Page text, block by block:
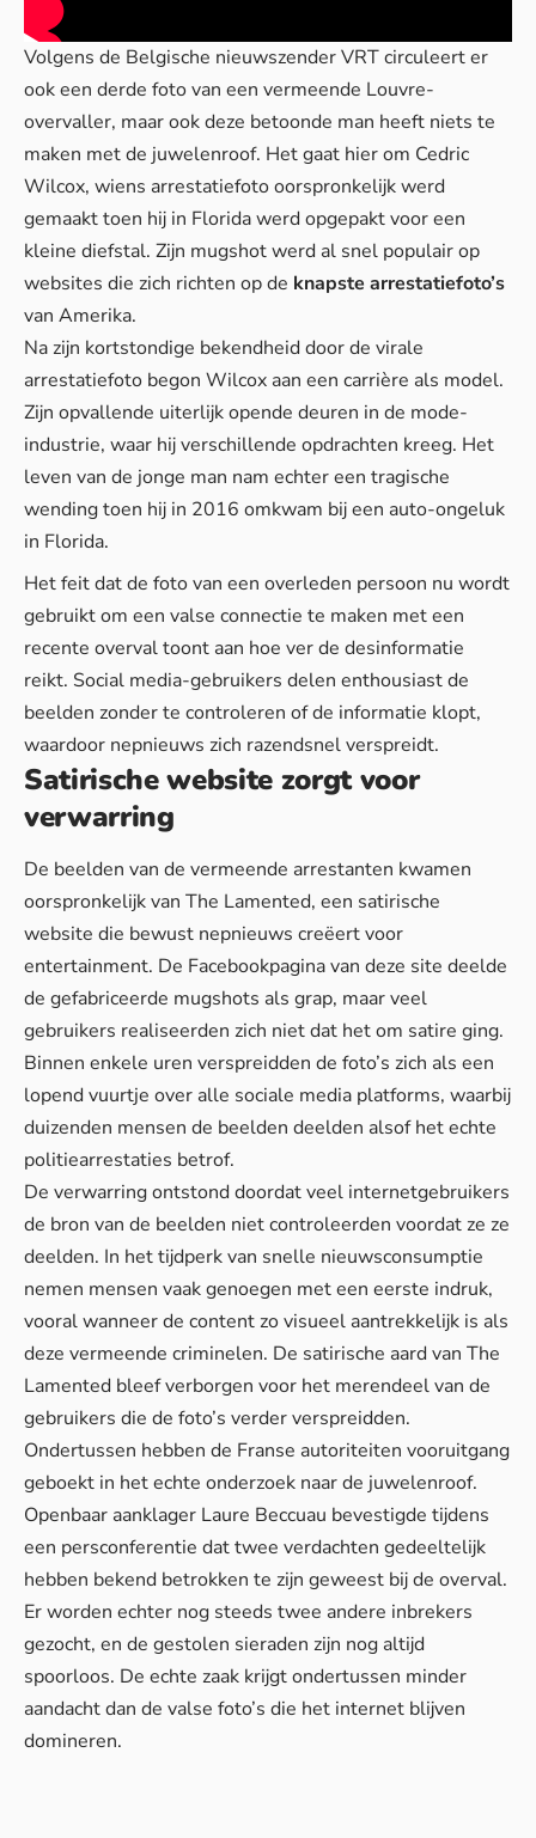
Volgens de Belgische nieuwszender VRT circuleert er
ook een derde foto van een vermeende Louvre-
overvaller, maar ook deze betoonde man heeft niets te
maken met de juwelenroof. Het gaat hier om Cedric
Wilcox, wiens arrestatiefoto oorspronkelijk werd
gemaakt toen hij in Florida werd opgepakt voor een
kleine diefstal. Zijn mugshot werd al snel populair op
websites die zich richten op de knapste arrestatiefoto’s
van Amerika.
Na zijn kortstondige bekendheid door de virale
arrestatiefoto begon Wilcox aan een carrière als model.
Zijn opvallende uiterlijk opende deuren in de mode-
industrie, waar hij verschillende opdrachten kreeg. Het
leven van de jonge man nam echter een tragische
wending toen hij in 2016 omkwam bij een auto-ongeluk
in Florida.
Het feit dat de foto van een overleden persoon nu wordt
gebruikt om een valse connectie te maken met een
recente overval toont aan hoe ver de desinformatie
reikt. Social media-gebruikers delen enthousiast de
beelden zonder te controleren of de informatie klopt,
waardoor nepnieuws zich razendsnel verspreidt.
Satirische website zorgt voor
verwarring
De beelden van de vermeende arrestanten kwamen
oorspronkelijk van The Lamented, een satirische
website die bewust nepnieuws creëert voor
entertainment. De Facebookpagina van deze site deelde
de gefabriceerde mugshots als grap, maar veel
gebruikers realiseerden zich niet dat het om satire ging.
Binnen enkele uren verspreidden de foto’s zich als een
lopend vuurtje over alle sociale media platforms, waarbij
duizenden mensen de beelden deelden alsof het echte
politiearrestaties betrof.
De verwarring ontstond doordat veel internetgebruikers
de bron van de beelden niet controleerden voordat ze ze
deelden. In het tijdperk van snelle nieuwsconsumptie
nemen mensen vaak genoegen met een eerste indruk,
vooral wanneer de content zo visueel aantrekkelijk is als
deze vermeende criminelen. De satirische aard van The
Lamented bleef verborgen voor het merendeel van de
gebruikers die de foto’s verder verspreidden.
Ondertussen hebben de Franse autoriteiten vooruitgang
geboekt in het echte onderzoek naar de juwelenroof.
Openbaar aanklager Laure Beccuau bevestigde tijdens
een persconferentie dat twee verdachten gedeeltelijk
hebben bekend betrokken te zijn geweest bij de overval.
Er worden echter nog steeds twee andere inbrekers
gezocht, en de gestolen sieraden zijn nog altijd
spoorloos. De echte zaak krijgt ondertussen minder
aandacht dan de valse foto’s die het internet blijven
domineren.